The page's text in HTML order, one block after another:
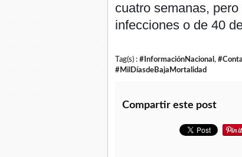
cuatro semanas,
infecciones o de 40
Tag(s) : #InformaciónNacional ,
#MilDíasdeBajaMortalidad
Compartir este post